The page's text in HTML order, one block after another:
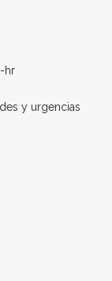
y urgencias